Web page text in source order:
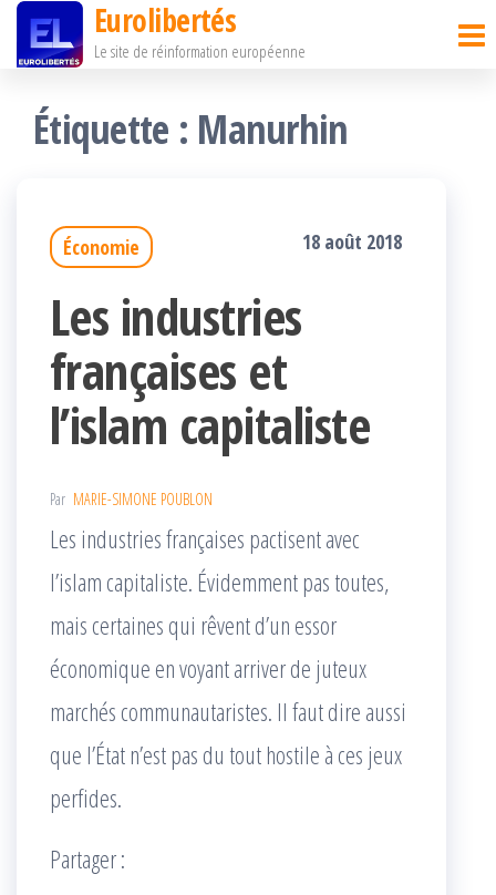
Passer
contenu
Eurolibertés
Le site de réinformation européenne
Étiquette : Manurhin
Économie 18 août 2018
Les industries
françaises et
l’islam capitaliste
Par MARIE-SIMONE POUBLON
Les industries françaises pactisent avec
l’islam capitaliste. Évidemment pas toutes,
mais certaines qui rêvent d’un essor
économique en voyant arriver de juteux
marchés communautaristes. Il faut dire aussi
que l’État n’est pas du tout hostile à ces jeux
perfides.
Partager :